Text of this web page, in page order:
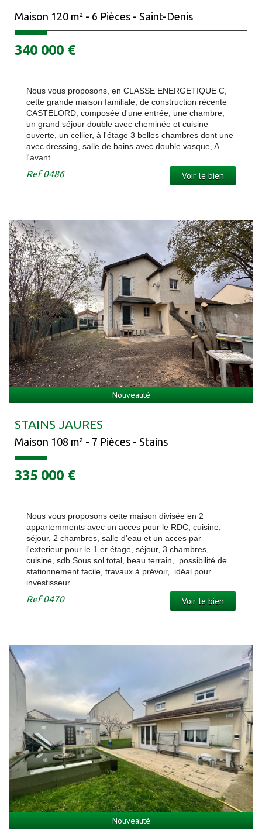
Maison 120 m² - 6 Pièces - Saint-Denis
340 000 €
Nous vous proposons, en CLASSE ENERGETIQUE C,
cette grande maison familiale, de construction récente
CASTELORD, composée d'une entrée, une chambre,
un grand séjour double avec cheminée et cuisine
ouverte, un cellier, à l'étage 3 belles chambres dont une
avec dressing, salle de bains avec double vasque, A
l'avant...
Ref0486 Voir le bien
Nouveauté
STAINS JAURES
Maison 108 m² - 7 Pièces - Stains
335 000 €
Nous vous proposons cette maison divisée en 2
appartemments avec un acces pour le RDC, cuisine,
séjour, 2 chambres, salle d'eau et un acces par
l'exterieur pour le 1 er étage, séjour, 3 chambres,
cuisine, sdb Sous sol total, beau terrain, possibilité de
stationnement facile, travaux à prévoir, idéal pour
investisseur
Ref0470 Voir le bien
Nouveauté